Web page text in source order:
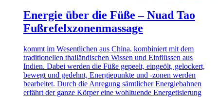
Energie über die Füße – Nuad Tao
Fußrefelxzonenmassage
kommt im Wesentlichen aus China, kombiniert mit dem
traditionellen thailändischen Wissen und Einflüssen aus
Indien. Dabei werden die Füße gepeelt, eingeölt, gelockert,
bewegt und gedehnt, Energiepunkte und -zonen werden
bearbeitet. Durch die Anregung sämtlicher Energiebahnen
erfährt der ganze Körper eine wohltuende Energetisierung